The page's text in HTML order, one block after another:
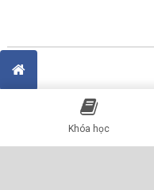
Khóa học